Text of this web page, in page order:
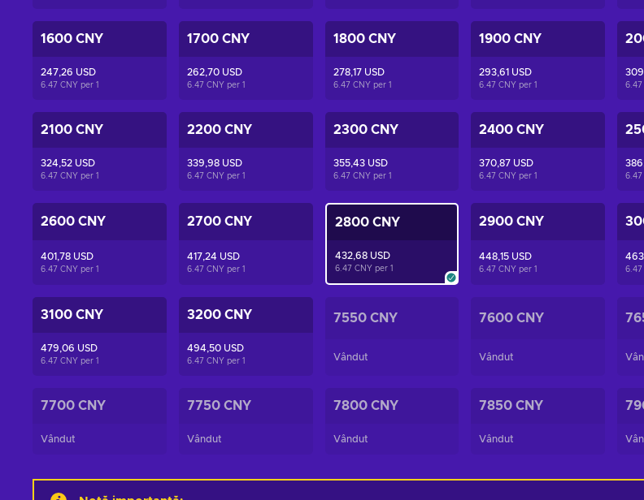
1600 CNY
247,26 USD
6.47 CNY per 1
1700 CNY
262,70 USD
6.47 CNY per 1
1800 CNY
278,17 USD
6.47 CNY per 1
1900 CNY
293,61 USD
6.47 CNY per1
2100 CNY
324,52 USD
6.47 CNY per 1
2200 CNY
339,98 USD
6.47 CNY per 1
2300 CNY
355,43 USD
6.47 CNY per 1
2400 CNY
370,87 USD
6.47 CNY per1
2600 CNY
401,78 USD
6.47 CNY per 1
2700 CNY
417,24 USD
6.47 CNY per 1
2800 CNY
432,68 USD
6.47 CNY per 1
2900 CNY
448,15 USD
6.47 CNY per1
3100 CNY
479,06 USD
6.47 CNY per 1
3200 CNY
494,50 USD
6.47 CNY per 1
7550 CNY
Vândut
7600 CNY
Vândut
7700 CNY
Vândut
7750 CNY
Vândut
7800 CNY
Vândut
7850 CNY
Vândut